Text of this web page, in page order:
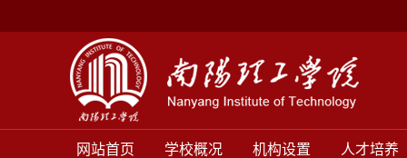
网站首页 学校概况 机构设置 人才培养